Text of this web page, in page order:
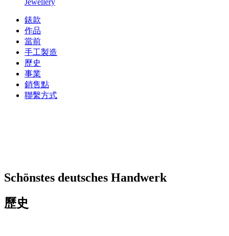
Jewellery
錶款
作品
當前
手工製造
歷史
事業
銷售點
聯繫方式
Schönstes deutsches Handwerk
歷史